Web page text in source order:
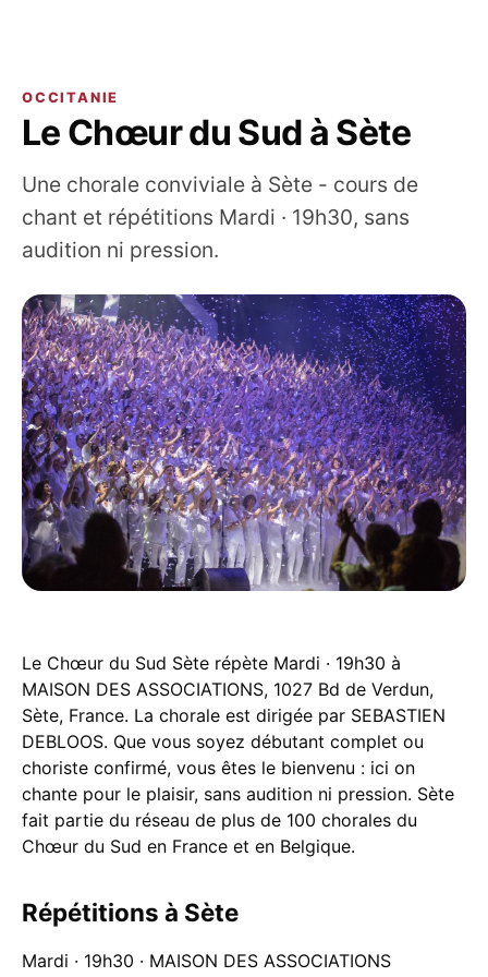
OCCITANIE
Le Chœur du Sud à Sète
Une chorale conviviale à Sète - cours de
chant et répétitions Mardi · 19h30, sans
audition ni pression.
Le Chœur du Sud Sète répète Mardi · 19h30 à
MAISON DES ASSOCIATIONS, 1027 Bd de Verdun,
Sète, France. La chorale est dirigée par SEBASTIEN
DEBLOOS. Que vous soyez débutant complet ou
choriste confirmé, vous êtes le bienvenu : ici on
chante pour le plaisir, sans audition ni pression. Sète
fait partie du réseau de plus de 100 chorales du
Chœur du Sud en France et en Belgique.
Répétitions à Sète
Mardi · 19h30 · MAISON DES ASSOCIATIONS